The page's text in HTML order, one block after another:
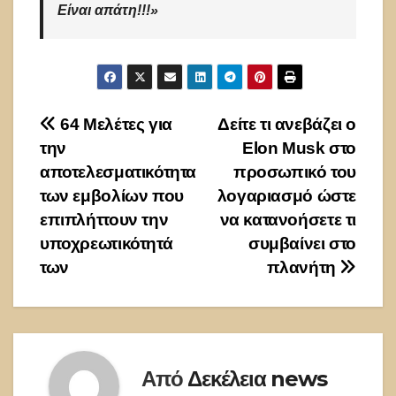
Είναι απάτη!!!»
Πλοήγηση
άρθρων
Δείτε τι ανεβάζει ο
Elon Musk στο
προσωπικό του
λογαριασμό ώστε
να κατανοήσετε τι
συμβαίνει στο
πλανήτη
64 Μελέτες για
την
αποτελεσματικότητα
των εμβολίων που
επιπλήττουν την
υποχρεωτικότητά
των
Από Δεκέλεια news